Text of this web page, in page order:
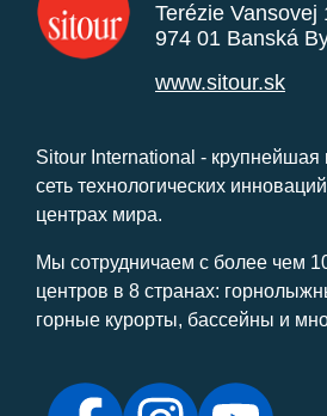
Terézie Vansovej
974 01 Banská
www.sitour.sk
Sitour International - крупнейшая
сеть технологических
центрах мира.
Мы сотрудничаем с более чем
центров в 8 странах:
горные курорты, бассейны и